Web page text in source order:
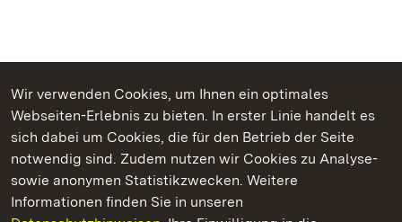
Wir verwenden Cookies, um Ihnen ein optimales
Webseiten-Erlebnis zu bieten. In erster Linie handelt es
sich dabei um Cookies, die für den Betrieb der Seite
notwendig sind. Zudem nutzen wir Cookies zu Analyse-
sowie anonymen Statistikzwecken. Weitere
Informationen finden Sie in unseren
Kommen. Staunen. Genießen.